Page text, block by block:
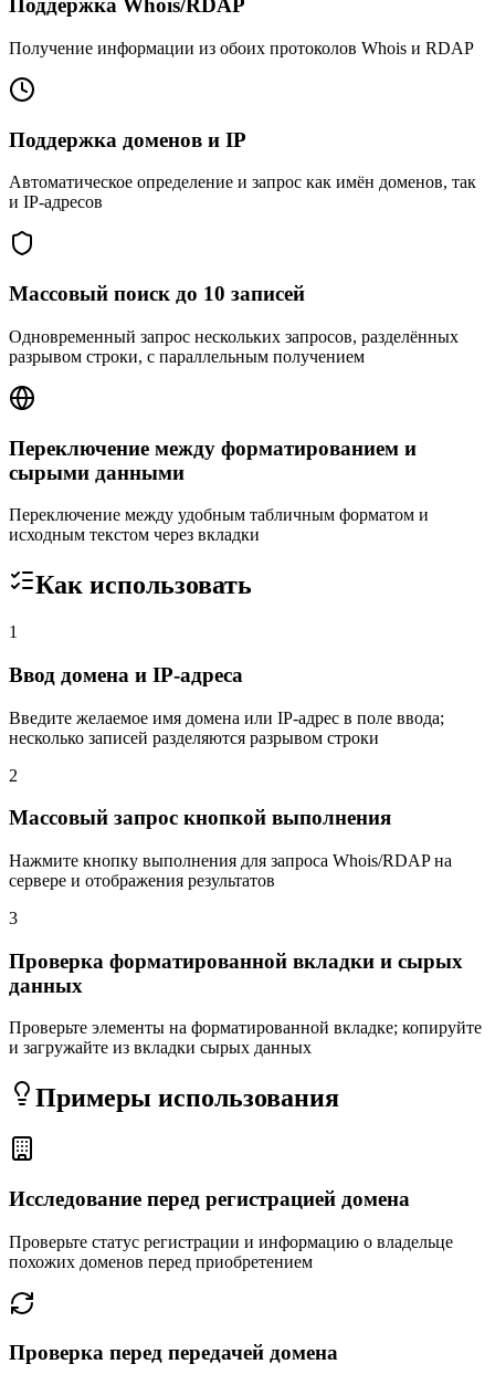
Поддержка Whois/RDAP
Получение информации из обоих протоколов Whois и RDAP
Поддержка доменов и IP
Автоматическое определение и запрос как имён доменов, так
и IP-адресов
Массовый поиск до 10 записей
Одновременный запрос нескольких запросов, разделённых
разрывом строки, с параллельным получением
Переключение между форматированием и
сырыми данными
Переключение между удобным табличным форматом и
исходным текстом через вкладки
Как использовать
1
Ввод домена и IP-адреса
Введите желаемое имя домена или IP-адрес в поле ввода;
несколько записей разделяются разрывом строки
2
Массовый запрос кнопкой выполнения
Нажмите кнопку выполнения для запроса Whois/RDAP на
сервере и отображения результатов
3
Проверка форматированной вкладки и сырых
данных
Проверьте элементы на форматированной вкладке; копируйте
и загружайте из вкладки сырых данных
Примеры использования
Исследование перед регистрацией домена
Проверьте статус регистрации и информацию о владельце
похожих доменов перед приобретением
Проверка перед передачей домена